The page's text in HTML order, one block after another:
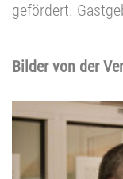
gefördert.
Bilder von der